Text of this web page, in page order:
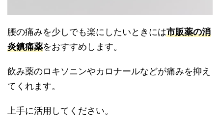
腰の痛みを少しでも楽にしたいときには市販薬の消
炎鎮痛薬をおすすめします。
飲み薬のロキソニンやカロナールなどが痛みを抑え
てくれます。
上手に活用してください。